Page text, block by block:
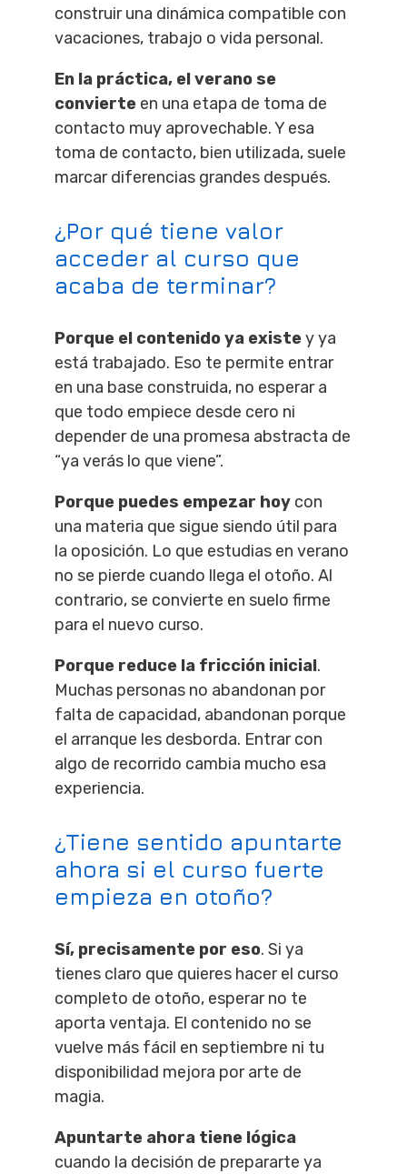
construir una dinámica compatible con
vacaciones, trabajo o vida personal.
En la práctica, el verano se
convierte en una etapa de toma de
contacto muy aprovechable. Y esa
toma de contacto, bien utilizada, suele
marcar diferencias grandes después.
¿Por qué tiene valor
acceder al curso que
acaba de terminar?
Porque el contenido ya existe y ya
está trabajado. Eso te permite entrar
en una base construida, no esperar a
que todo empiece desde cero ni
depender de una promesa abstracta de
“ya verás lo que viene”.
Porque puedes empezar hoy con
una materia que sigue siendo útil para
la oposición. Lo que estudias en verano
no se pierde cuando llega el otoño. Al
contrario, se convierte en suelo firme
para el nuevo curso.
Porque reduce la fricción inicial.
Muchas personas no abandonan por
falta de capacidad, abandonan porque
el arranque les desborda. Entrar con
algo de recorrido cambia mucho esa
experiencia.
¿Tiene sentido apuntarte
ahora si el curso fuerte
empieza en otoño?
Sí, precisamente por eso. Si ya
tienes claro que quieres hacer el curso
completo de otoño, esperar no te
aporta ventaja. El contenido no se
vuelve más fácil en septiembre ni tu
disponibilidad mejora por arte de
magia.
Apuntarte ahora tiene lógica
cuando la decisión de prepararte ya